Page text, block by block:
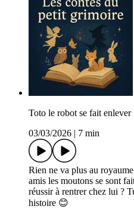
Toto le robot se fait enlever
03/03/2026
7 min
Rien ne va plus au
amis les moutons se sont
réussir à rentrer chez lui ?
histoire 😊